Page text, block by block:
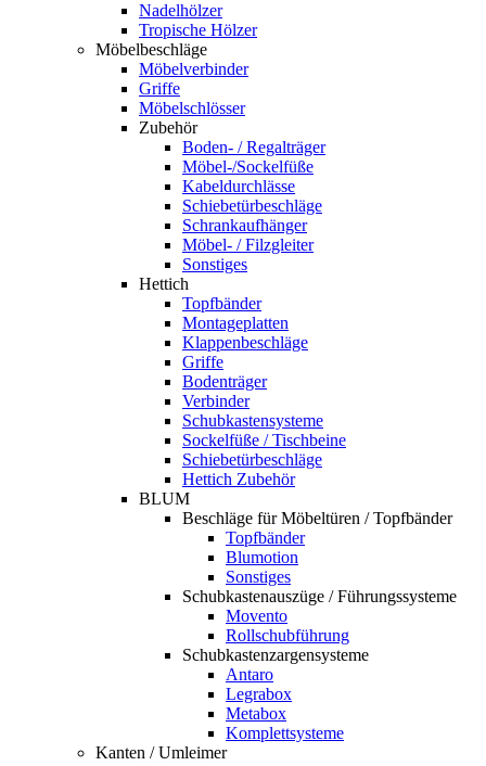
Nadelhölzer
Tropische Hölzer
Möbelbeschläge
Möbelverbinder
Griffe
Möbelschlösser
Zubehör
Boden- / Regalträger
Möbel-/Sockelfüße
Kabeldurchlässe
Schiebetürbeschläge
Schrankaufhänger
Möbel- / Filzgleiter
Sonstiges
Hettich
Topfbänder
Montageplatten
Klappenbeschläge
Griffe
Bodenträger
Verbinder
Schubkastensysteme
Sockelfüße / Tischbeine
Schiebetürbeschläge
Hettich Zubehör
BLUM
Beschläge für Möbeltüren / Topfbänder
Topfbänder
Blumotion
Sonstiges
Schubkastenauszüge / Führungssysteme
Movento
Rollschubführung
Schubkastenzargensysteme
Antaro
Legrabox
Metabox
Komplettsysteme
Kanten / Umleimer